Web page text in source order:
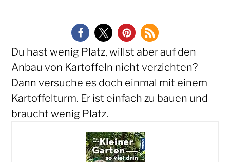
Du hast wenig Platz, willst aber auf den
Anbau von Kartoffeln nicht verzichten?
Dann versuche es doch einmal mit einem
Kartoffelturm. Er ist einfach zu bauen und
braucht wenig Platz.